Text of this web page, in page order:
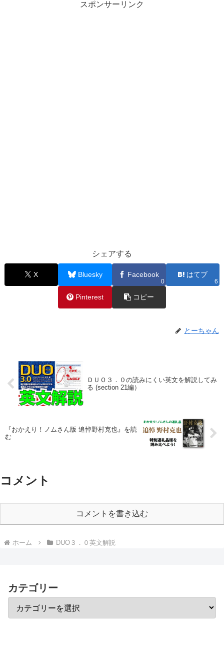
スポンサーリンク
シェアする
X Bluesky Facebook
0
はてブ
6
Pinterest コピー
とーちゃん
ＤＵＯ３．０の読みにくい英文を解説してみ
る (section 21編）
『おかえり！ノムさん版 追悼野村克也』を読
む
コメント
コメントを書き込む
ホーム DUO３．０英文解説
カテゴリー